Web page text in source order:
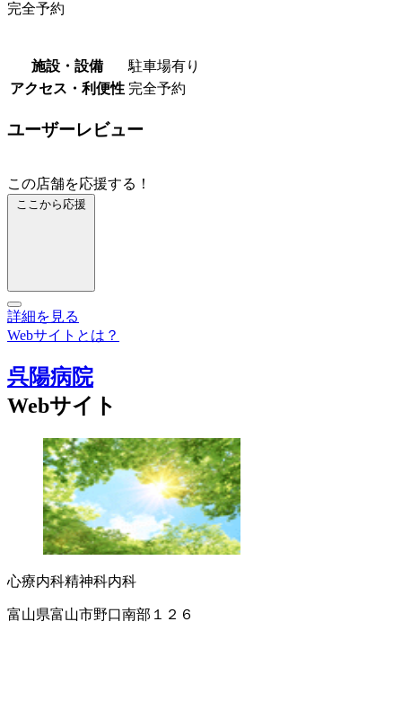
完全予約
施設・設備
駐車場有り
アクセス・利便性 完全予約
ユーザーレビュー
この店舗を応援する！
ここから応援
詳細を見る
Webサイトとは？
呉陽病院
Webサイト
心療内科精神科内科
富山県富山市野口南部１２６